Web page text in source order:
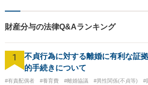
す。お困りの方はまず
財産分与の法律Q&Aランキング
1
不貞行為に対する離婚に有利な証
的手続きについて
#有責配偶者 #養育費 #離婚協議 #異性関係(不貞等) #